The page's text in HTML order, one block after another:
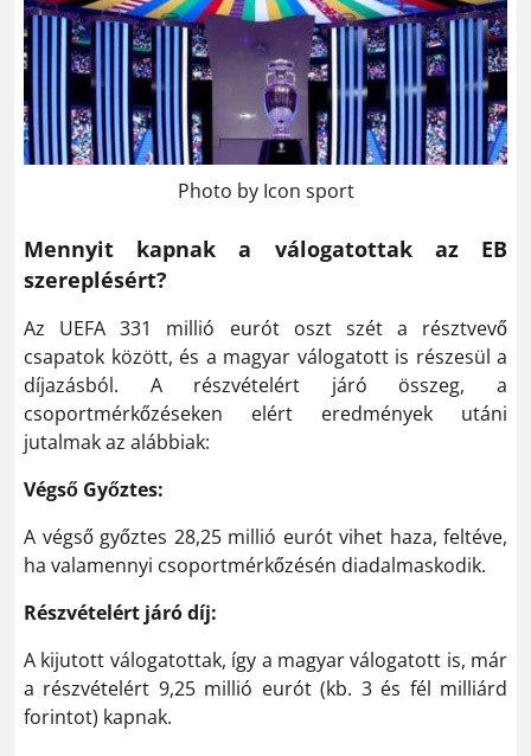
Photo by Icon sport
Mennyit kapnak a válogatottak az EB
szereplésért?
Az UEFA 331 millió eurót oszt szét a résztvevő
csapatok között, és a magyar válogatott is részesül a
díjazásból. A részvételért járó összeg, a
csoportmérkőzéseken elért eredmények utáni
jutalmak az alábbiak:
Végső Győztes:
A végső győztes 28,25 millió eurót vihet haza, feltéve,
ha valamennyi csoportmérkőzésén diadalmaskodik.
Részvételért járó díj:
A kijutott válogatottak, így a magyar válogatott is, már
a részvételért 9,25 millió eurót (kb. 3 és fél milliárd
forintot) kapnak.